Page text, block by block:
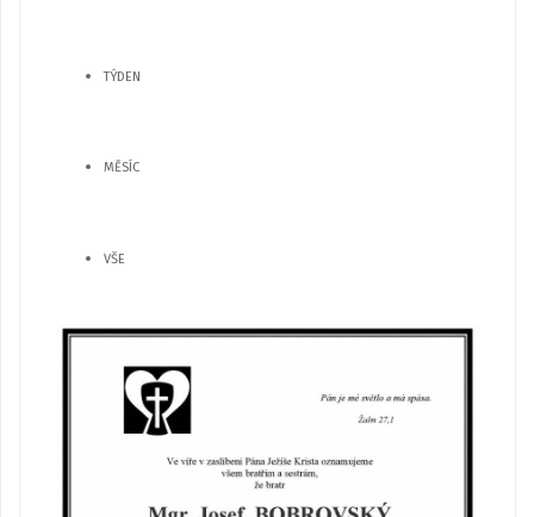
TÝDEN
MĚSÍC
VŠE